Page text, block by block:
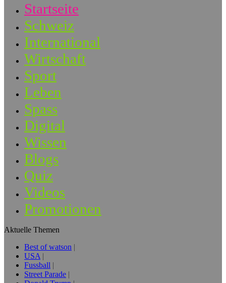
Startseite
Schweiz
International
Wirtschaft
Sport
Leben
Spass
Digital
Wissen
Blogs
Quiz
Videos
Promotionen
Aktuelle Themen
Best of watson
USA
Fussball
Street Parade